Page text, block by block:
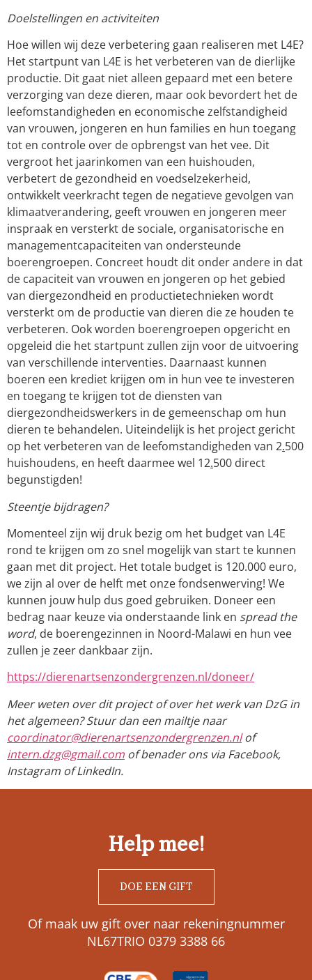
Doelstellingen en activiteiten
Hoe willen wij deze verbetering gaan realiseren met L4E?
Het startpunt van L4E is het verbeteren van de dierlijke
productie. Dit gaat niet alleen gepaard met een betere
verzorging van deze dieren, maar ook bevordert het de
leefomstandigheden en economische zelfstandigheid
van vrouwen, jongeren en hun families en hun toegang
tot en controle over de opbrengst van het vee. Dit
vergroot het jaarinkomen van een huishouden,
verbetert de gezondheid en voedselzekerheid,
ontwikkelt veerkracht tegen de negatieve gevolgen van
klimaatverandering, geeft vrouwen en jongeren meer
inspraak en versterkt de sociale, organisatorische en
managementcapaciteiten van ondersteunde
boerengroepen. Concreet houdt dit onder andere in dat
de capaciteit van vrouwen en jongeren op het gebied
van diergezondheid en productietechnieken wordt
versterkt om de productie van dieren die ze houden te
verbeteren. Ook worden boerengroepen opgericht en
opgeleid die het startpunt zullen zijn voor de uitvoering
van verschillende interventies. Daarnaast kunnen
boeren een krediet krijgen om in hun vee te investeren
en toegang te krijgen tot de diensten van
diergezondheidswerkers in de gemeenschap om hun
dieren te behandelen. Uiteindelijk is het project gericht
op het verbeteren van de leefomstandigheden van 2.500
huishoudens, en heeft daarmee wel 12.500 direct
begunstigden!
Steentje bijdragen?
Momenteel zijn wij druk bezig om het budget van L4E
rond te krijgen om zo snel mogelijk van start te kunnen
gaan met dit project. Het totale budget is 120.000 euro,
we zijn al over de helft met onze fondsenwerving! We
kunnen jouw hulp dus goed gebruiken. Doneer een
bedrag naar keuze via onderstaande link en spread the
word, de boerengezinnen in Noord-Malawi en hun vee
zullen je zeer dankbaar zijn.
https://dierenartsenzondergrenzen.nl/doneer/
Meer weten over dit project of over het werk van DzG in
het algemeen? Stuur dan een mailtje naar
coordinator@dierenartsenzondergrenzen.nlof
intern.dzg@gmail.com of benader ons via Facebook,
Instagram of LinkedIn.
Help mee!
DOE EEN GIFT
Of maak uw gift over naar rekeningnummer
NL67TRIO 0379 3388 66